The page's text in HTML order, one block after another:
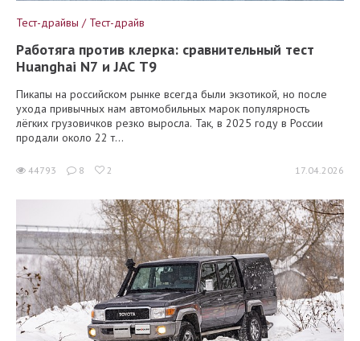
Тест-драйвы / Тест-драйв
Работяга против клерка: сравнительный тест
Huanghai N7 и JAC T9
Пикапы на российском рынке всегда были экзотикой, но после
ухода привычных нам автомобильных марок популярность
лёгких грузовичков резко выросла. Так, в 2025 году в России
продали около 22 т...
44793 8 2 17.04.2026